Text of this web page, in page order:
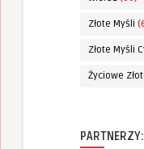
Złote Myśli
Złote Myśli
Życiowe
PARTNERZY: